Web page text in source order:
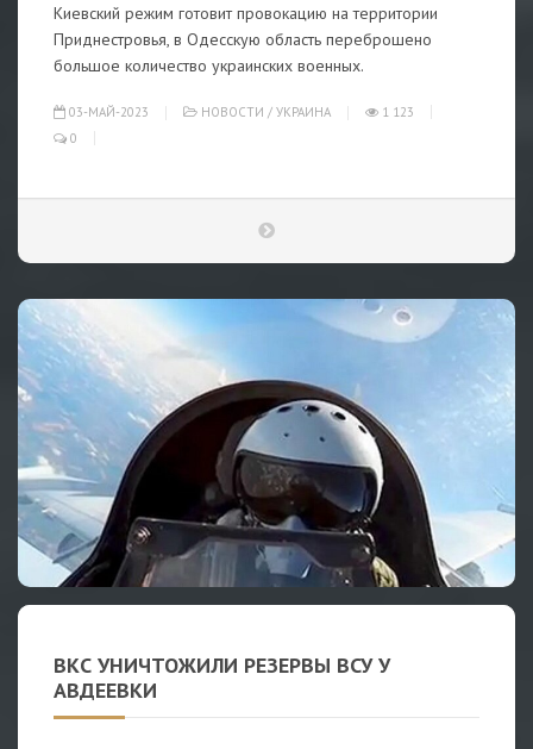
Киевский режим готовит провокацию на территории
Приднестровья, в Одесскую область переброшено
большое количество украинских военных.
03-МАЙ-2023 НОВОСТИ / УКРАИНА
1 123
0
ВКС УНИЧТОЖИЛИ РЕЗЕРВЫ ВСУ У
АВДЕЕВКИ